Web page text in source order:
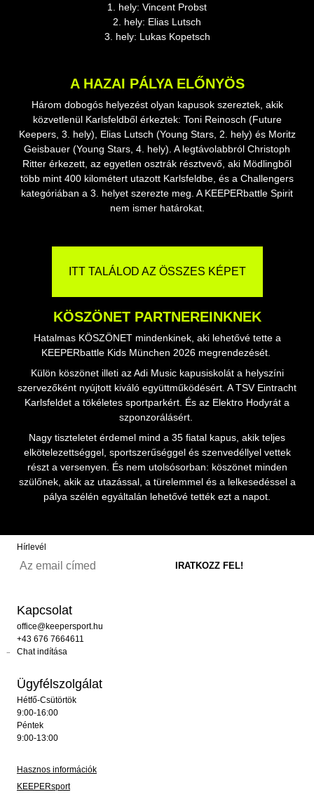
1. hely: Vincent Probst
2. hely: Elias Lutsch
3. hely: Lukas Kopetsch
A HAZAI PÁLYA ELŐNYÖS
Három dobogós helyezést olyan kapusok szereztek, akik
közvetlenül Karlsfeldből érkeztek: Toni Reinosch (Future
Keepers, 3. hely), Elias Lutsch (Young Stars, 2. hely) és Moritz
Geisbauer (Young Stars, 4. hely). A legtávolabbról Christoph
Ritter érkezett, az egyetlen osztrák résztvevő, aki Mödlingből
több mint 400 kilométert utazott Karlsfeldbe, és a Challengers
kategóriában a 3. helyet szerezte meg. A KEEPERbattle Spirit
nem ismer határokat.
ITT TALÁLOD AZ ÖSSZES KÉPET
KÖSZÖNET PARTNEREINKNEK
Hatalmas KÖSZÖNET mindenkinek, aki lehetővé tette a
KEEPERbattle Kids München 2026 megrendezését.
Külön köszönet illeti az Adi Music kapusiskolát a helyszíni
szervezőként nyújtott kiváló együttműködésért. A TSV Eintracht
Karlsfeldet a tökéletes sportparkért. És az Elektro Hodyrát a
szponzorálásért.
Nagy tiszteletet érdemel mind a 35 fiatal kapus, akik teljes
elkötelezettséggel, sportszerűséggel és szenvedéllyel vettek
részt a versenyen. És nem utolsósorban: köszönet minden
szülőnek, akik az utazással, a türelemmel és a lelkesedéssel a
pálya szélén egyáltalán lehetővé tették ezt a napot.
Hírlevél
Kapcsolat
office@keepersport.hu
+43 676 7664611
Chat indítása
Ügyfélszolgálat
Hétfő-Csütörtök
9:00-16:00
Péntek
9:00-13:00
Hasznos információk
KEEPERsport